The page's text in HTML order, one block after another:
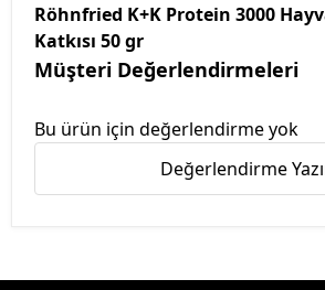
Röhnfried K+K Protein 3000
Katkısı 50 gr
Müşteri Değerlendirmeleri
Bu ürün için değerlendirme yok
Değerlendirme